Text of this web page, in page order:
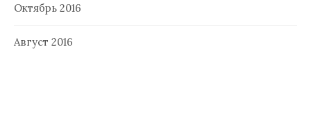
Октябрь 2016
Август 2016